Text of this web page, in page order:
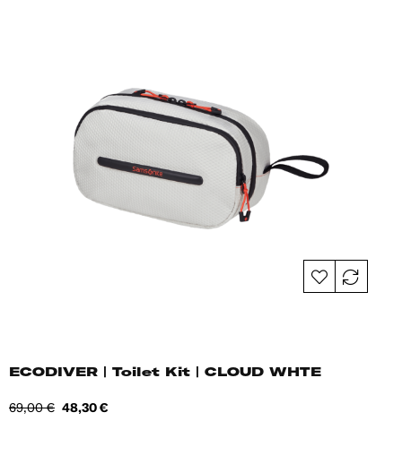
ECODIVER | Toilet Kit | CLOUD WHTE
Tavahind
69,00 € Hind
48,30 €